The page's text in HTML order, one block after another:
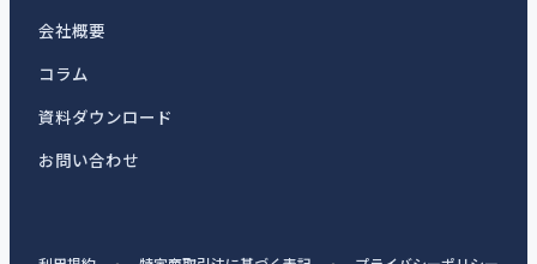
会社概要
コラム
資料ダウンロード
お問い合わせ